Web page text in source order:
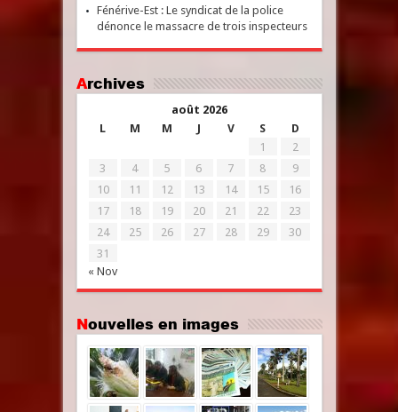
Fénérive-Est : Le syndicat de la police
dénonce le massacre de trois inspecteurs
Archives
août 2026
L
M M J V S D
« Nov
1
2
3
4 5 6 7 8
9
10
11 12 13 14 15
16
17
18 19 20 21 22
23
24
25 26 27 28 29
30
31
Nouvelles en images